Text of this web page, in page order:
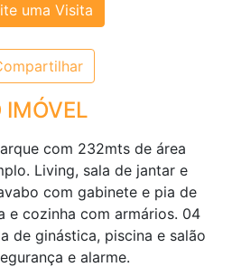
uma Visita
IMÓVEL
com 232mts de área
Living, sala de jantar e
com gabinete e pia de
e cozinha com armários. 04
de ginástica, piscina e salão
e alarme.